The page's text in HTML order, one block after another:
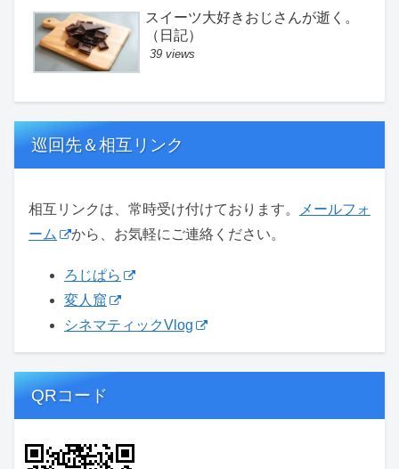
スイーツ大好きおじさんが逝く。
（日記）
39 views
巡回先＆相互リンク
相互リンクは、常時受け付けております。
メールフォ
ーム
から、お気軽にご連絡ください。
ろじぱら
変人窟
シネマティックVlog
QRコード